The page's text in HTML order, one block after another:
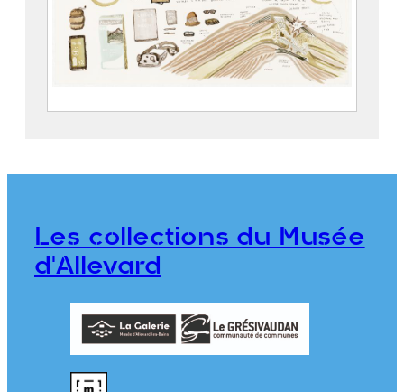
Zone Blanche – La rumination
Les collections du Musée
d'Allevard